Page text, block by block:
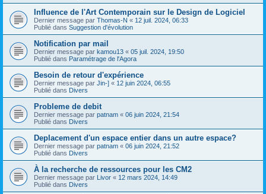
Influence de l'Art Contemporain sur le Design de Logiciel
Dernier message par Thomas-N « 12 juil. 2024, 06:33
Publié dans Suggestion d'évolution
Notification par mail
Dernier message par kamou13 « 05 juil. 2024, 19:50
Publié dans Paramétrage de l'Agora
Besoin de retour d'expérience
Dernier message par Jin-] « 12 juin 2024, 06:55
Publié dans Divers
Probleme de debit
Dernier message par patnam « 06 juin 2024, 21:54
Publié dans Divers
Deplacement d'un espace entier dans un autre espace?
Dernier message par patnam « 06 juin 2024, 21:52
Publié dans Divers
À la recherche de ressources pour les CM2
Dernier message par Livor « 12 mars 2024, 14:49
Publié dans Divers